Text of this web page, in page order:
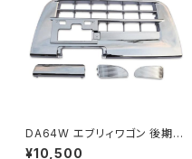
DA64W エブリィワゴン 後期型
平成22年5月～ フロント バンパ
¥10,500